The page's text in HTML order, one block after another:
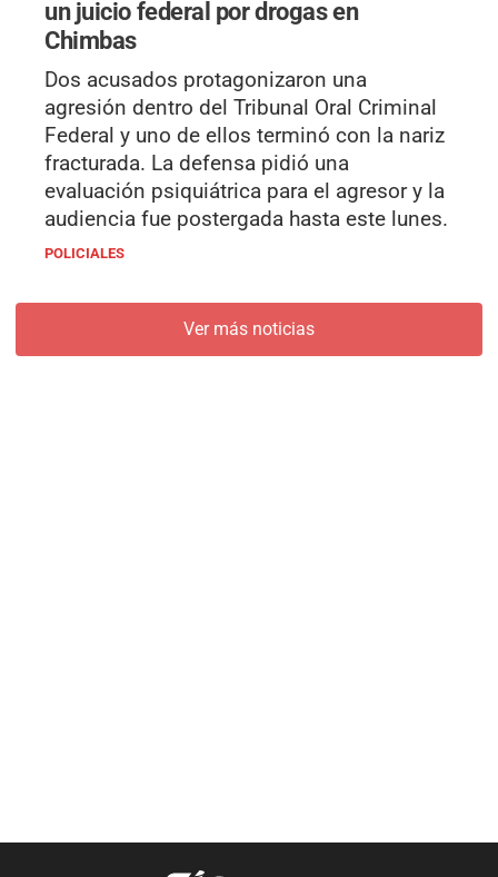
un juicio federal por drogas en
Chimbas
Dos acusados protagonizaron una
agresión dentro del Tribunal Oral Criminal
Federal y uno de ellos terminó con la nariz
fracturada. La defensa pidió una
evaluación psiquiátrica para el agresor y la
audiencia fue postergada hasta este lunes.
POLICIALES
Ver más noticias